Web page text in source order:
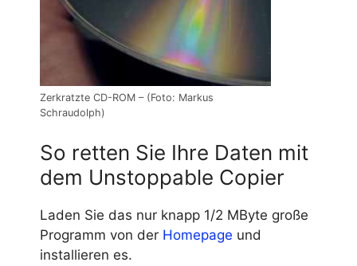
Zerkratzte CD-ROM – (Foto: Markus
Schraudolph)
So retten Sie Ihre Daten mit
dem Unstoppable Copier
Laden Sie das nur knapp 1/2 MByte große
Programm von der Homepage und
installieren es.